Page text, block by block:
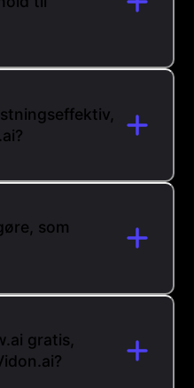
som
gratis,